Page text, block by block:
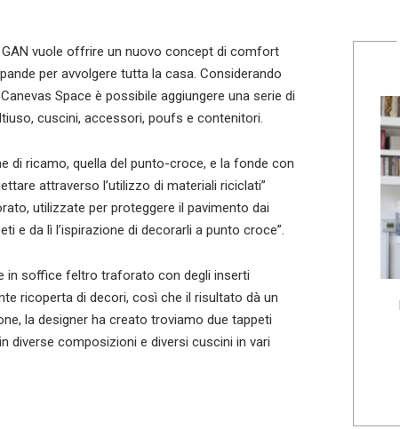
vuole offrire un nuovo concept di comfort
per avvolgere tutta la casa. Considerando
Space è possibile aggiungere una serie di
cuscini, accessori, poufs e contenitori.
di ricamo, quella del punto-croce, e la fonde con
attraverso l’utilizzo di materiali riciclati”
utilizzate per proteggere il pavimento dai
e da lì l’ispirazione di decorarli a punto croce”.
in soffice feltro traforato con degli inserti
ricoperta di decori, così che il risultato dà un
la designer ha creato troviamo due tappeti
diverse composizioni e diversi cuscini in vari